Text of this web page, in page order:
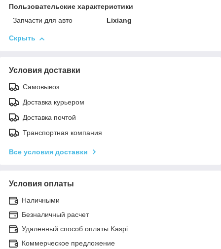
Пользовательские характеристики
Запчасти для авто
Lixiang
Скрыть
Условия доставки
Самовывоз
Доставка курьером
Доставка почтой
Транспортная компания
Все условия доставки
Условия оплаты
Наличными
Безналичный расчет
Удаленный способ оплаты Kaspi
Коммерческое предложение